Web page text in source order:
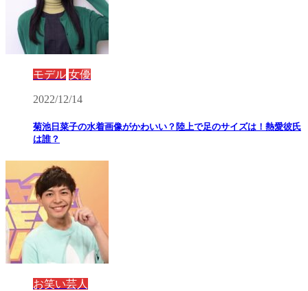
モデル 女優
2022/12/14
菊池日菜子の水着画像がかわいい？陸上で足のサイズは！熱愛彼氏
は誰？
お笑い芸人